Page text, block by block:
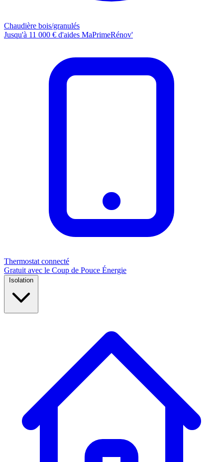
Chaudière bois/granulés
Jusqu'à 11 000 € d'aides MaPrimeRénov'
Thermostat connecté
Gratuit avec le Coup de Pouce Énergie